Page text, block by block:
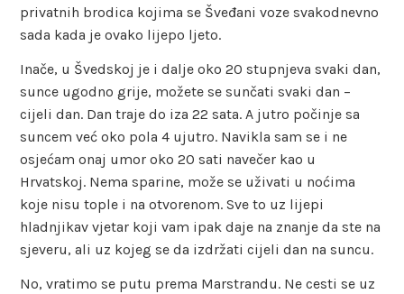
privatnih brodica kojima se Šveđani voze svakodnevno
sada kada je ovako lijepo ljeto.
Inače, u Švedskoj je i dalje oko 20 stupnjeva svaki dan,
sunce ugodno grije, možete se sunčati svaki dan –
cijeli dan. Dan traje do iza 22 sata. A jutro počinje sa
suncem već oko pola 4 ujutro. Navikla sam se i ne
osjećam onaj umor oko 20 sati navečer kao u
Hrvatskoj. Nema sparine, može se uživati u noćima
koje nisu tople i na otvorenom. Sve to uz lijepi
hladnjikav vjetar koji vam ipak daje na znanje da ste na
sjeveru, ali uz kojeg se da izdržati cijeli dan na suncu.
No, vratimo se putu prema Marstrandu. Ne cesti se uz